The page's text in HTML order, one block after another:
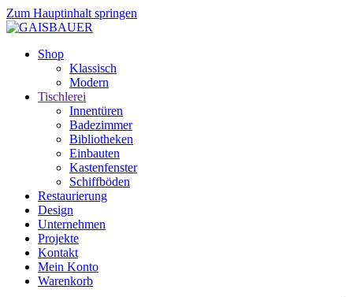
Zum Hauptinhalt springen
Shop
Klassisch
Modern
Tischlerei
Innentüren
Badezimmer
Bibliotheken
Einbauten
Kastenfenster
Schiffböden
Restaurierung
Design
Unternehmen
Projekte
Kontakt
Mein Konto
Warenkorb